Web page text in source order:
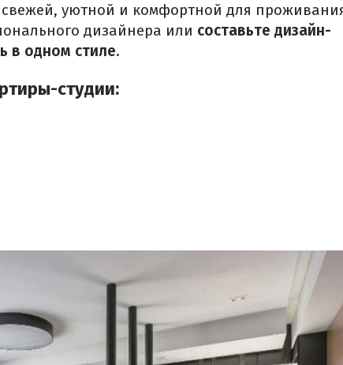
свежей, уютной и комфортной для
дизайнера или составьте дизайн-
в одном стиле.
студии: